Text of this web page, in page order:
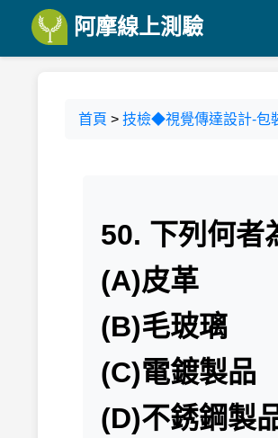
阿摩線上測驗
首頁 > 技檢◆視覺傳達設計-包
50. 下列何者
(A)皮革
(B)毛玻璃
(C)電鍍製品
(D)不銹鋼製